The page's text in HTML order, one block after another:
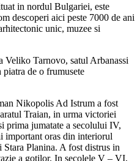
in nordul Bulgariei, este
descoperi aici peste 7000 de ani
unic, muzee si
Veliko Tarnovo, satul Arbanassi
piatra de o frumusete
Nikopolis Ad Istrum a fost
Traian, in urma victoriei
prima jumatate a secolului IV,
important oras din interiorul
Planina. A fost distrus in
a gotilor. In secolele V – VI,